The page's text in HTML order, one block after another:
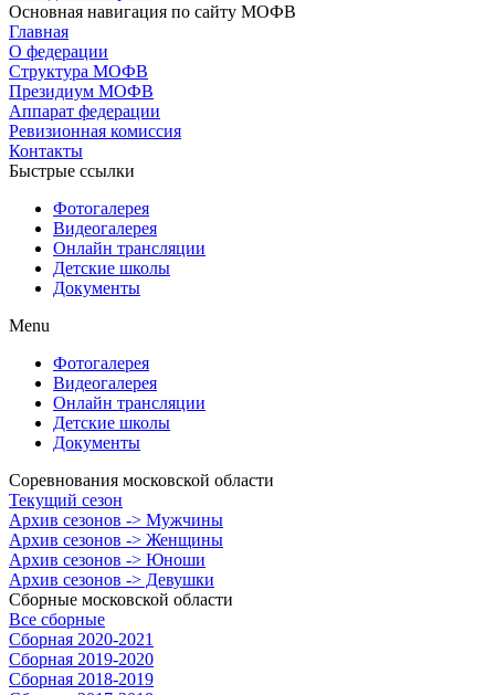
Основная навигация по сайту МОФВ
Главная
О федерации
Структура МОФВ
Президиум МОФВ
Аппарат федерации
Ревизионная комиссия
Контакты
Быстрые ссылки
Фотогалерея
Видеогалерея
Онлайн трансляции
Детские школы
Документы
Menu
Фотогалерея
Видеогалерея
Онлайн трансляции
Детские школы
Документы
Соревнования московской области
Текущий сезон
Архив сезонов -> Мужчины
Архив сезонов -> Женщины
Архив сезонов -> Юноши
Архив сезонов -> Девушки
Сборные московской области
Все сборные
Сборная 2020-2021
Сборная 2019-2020
Сборная 2018-2019